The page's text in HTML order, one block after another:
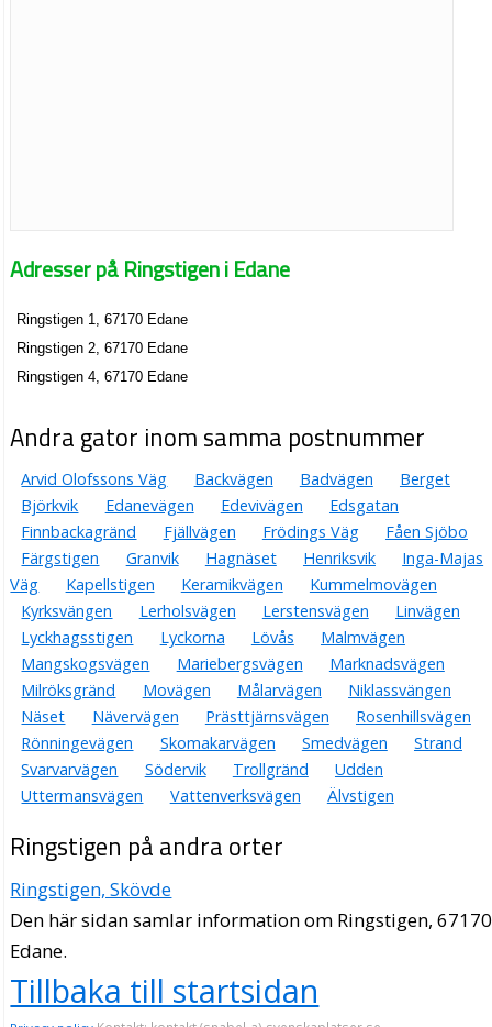
Adresser på Ringstigen i Edane
Ringstigen 1, 67170 Edane
Ringstigen 2, 67170 Edane
Ringstigen 4, 67170 Edane
Andra gator inom samma postnummer
Arvid Olofssons Väg Backvägen Badvägen
Berget
Björkvik
Edanevägen Edevivägen
Edsgatan
Finnbackagränd
Fjällvägen Frödings Väg
Fåen Sjöbo
Färgstigen
Granvik Hagnäset Henriksvik
Inga-Majas
Väg
Kapellstigen Keramikvägen
Kummelmovägen
Kyrksvängen
Lerholsvägen Lerstensvägen
Linvägen
Lyckhagsstigen
Lyckorna Lövås
Malmvägen
Mangskogsvägen
Mariebergsvägen
Marknadsvägen
Milröksgränd
Movägen Målarvägen
Niklassvängen
Näset
Nävervägen Prästtjärnsvägen
Rosenhillsvägen
Rönningevägen
Skomakarvägen Smedvägen
Strand
Svarvarvägen
Södervik Trollgränd
Udden
Uttermansvägen
Vattenverksvägen Älvstigen
Ringstigen på andra orter
Ringstigen, Skövde
Den här sidan samlar information om Ringstigen,
Edane.
Tillbaka till startsidan